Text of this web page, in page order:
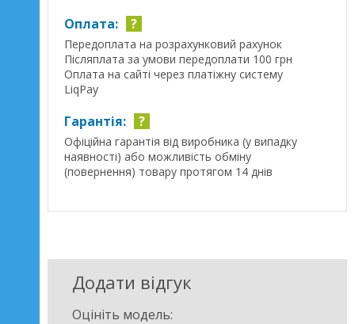
Оплата: ?
Передоплата на розрахунковий рахунок
Післяплата за умови передоплати 100 грн
Оплата на сайті через платіжну систему
LiqPay
Гарантія: ?
Офіційна гарантія від виробника (у випадку
наявності) або можливість обміну
(повернення) товару протягом 14 днів
Додати відгук
Оцініть модель: